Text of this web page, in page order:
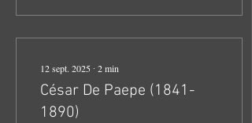
charbonniers qui obtinrent sa
subordination de témoin en
1875. L’avocat borain s’exila
pour ne pas devoir purger sa
peine. Rentré en Belgique en
12 sept. 2025 ∙ 2min
César De Paepe (1841-
1890)